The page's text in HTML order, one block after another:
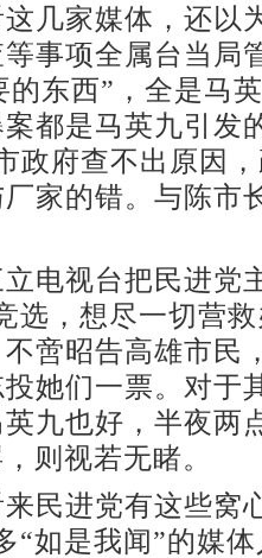
家媒体，还以
事项全属台当局
的东西”，全是马
都是马英九引发
政府查不出原因
家的错。与陈市
视台把民进党
选，想尽一切营
啻昭告高雄市民
她们一票。对于
九也好，半夜两
则视若无睹。
进党有这些窝
“如是我闻”的媒